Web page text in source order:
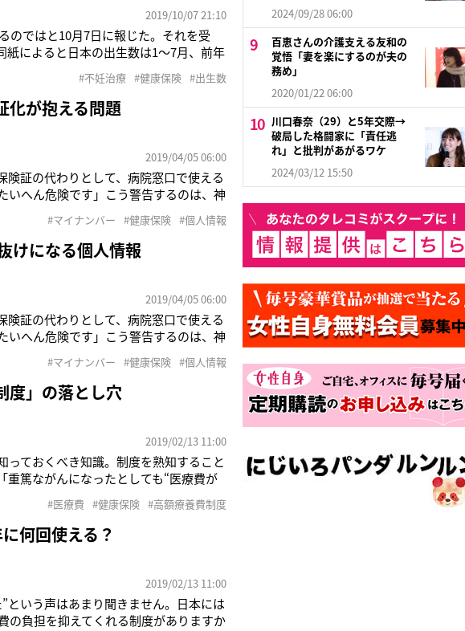
2019/10/07 21:10
のではと10月7日に報じた。それを受
紙によると日本の出生数は1～7月、前年
ラフとともに、「16年に100万人を下回
#不妊治療 #健康保険 #出生数
化が抱える問題
2019/04/05 06:00
険証の代わりとして、病院窓口で使える
いへん危険です」こう警告するのは、神
に振り分けたのが'15年末。翌年、身分
#マイナンバー #健康保険 #個人情報
けになる個人情報
2019/04/05 06:00
険証の代わりとして、病院窓口で使える
いへん危険です」こう警告するのは、神
に振り分けたのが'15年末。翌年、身分
#マイナンバー #健康保険 #個人情報
度」の落とし穴
2019/02/13 11:00
ておくべき知識。制度を熟知すること
重篤ながんになったとしても“医療費が
ら、一般的な保険診療であれば“実費で
#医療費 #健康保険 #高額療養費制度
何回使える？
2019/02/13 11:00
という声はあまり聞きません。日本には
の負担を抑えてくれる制度がありますか
2024/09/28 06:00
百恵さんの介護支える友和の
覚悟「妻を楽にするのが夫の
務め」
2020/01/22 06:00
川口春奈（29）と5年交際→
破局した格闘家に「責任逃
れ」と批判があがるワケ
2024/03/12 15:50